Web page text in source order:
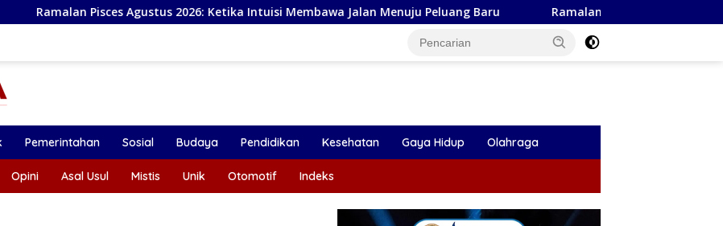
2026: Ketika Intuisi Membawa Jalan Menuju Peluang Baru Ramalan Zodiak Aquarius Agustus 2026: Peluang
Pemerintahan Sosial Budaya Pendidikan Kesehatan Gaya Hidup Olahraga
Opini Asal Usul Mistis Unik Otomotif Indeks